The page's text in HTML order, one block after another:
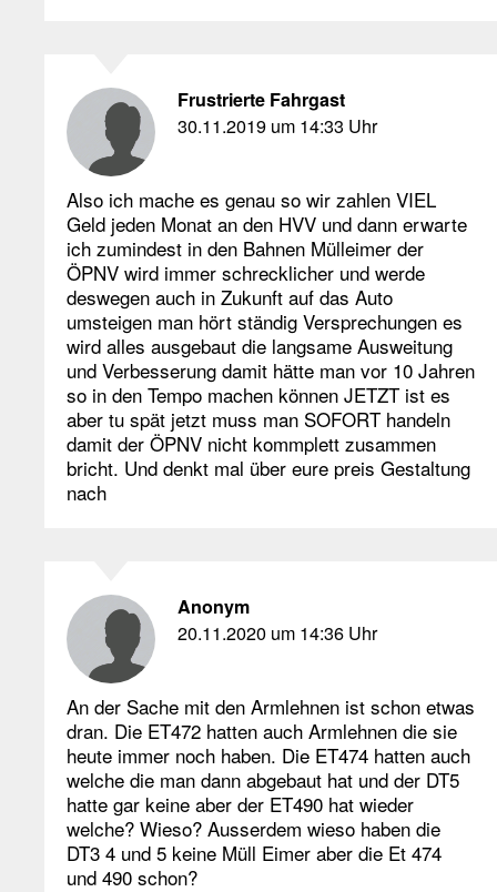
Frustrierte Fahrgast
30.11.2019 um 14:33 Uhr
Also ich mache es genau so wir zahlen VIEL
Geld jeden Monat an den HVV und dann erwarte
ich zumindest in den Bahnen Mülleimer der
ÖPNV wird immer schrecklicher und werde
deswegen auch in Zukunft auf das Auto
umsteigen man hört ständig Versprechungen es
wird alles ausgebaut die langsame Ausweitung
und Verbesserung damit hätte man vor 10 Jahren
so in den Tempo machen können JETZT ist es
aber tu spät jetzt muss man SOFORT handeln
damit der ÖPNV nicht kommplett zusammen
bricht. Und denkt mal über eure preis Gestaltung
nach
Anonym
20.11.2020 um 14:36 Uhr
An der Sache mit den Armlehnen ist schon etwas
dran. Die ET472 hatten auch Armlehnen die sie
heute immer noch haben. Die ET474 hatten auch
welche die man dann abgebaut hat und der DT5
hatte gar keine aber der ET490 hat wieder
welche? Wieso? Ausserdem wieso haben die
DT3 4 und 5 keine Müll Eimer aber die Et 474
und 490 schon?